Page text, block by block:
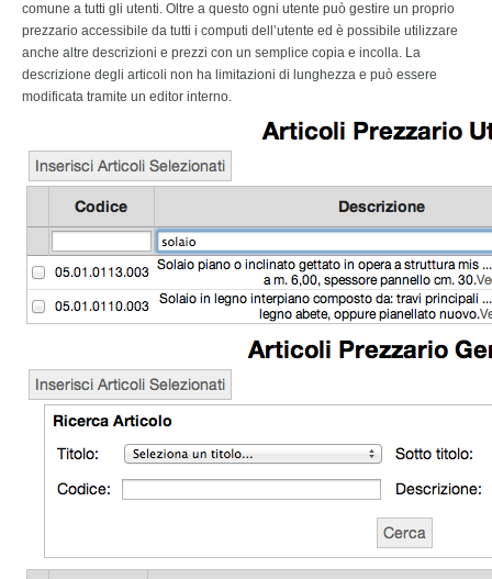
comune a tutti gli utenti. Oltre a questo ogni utente può gestire un proprio
prezzario accessibile da tutti i computi dell’utente ed è possibile utilizzare
anche altre descrizioni e prezzi con un semplice copia e incolla. La
descrizione degli articoli non ha limitazioni di lunghezza e può essere
modificata tramite un editor interno.